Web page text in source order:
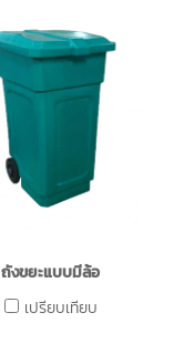
ถังขยะแบบมีล้อ
เปรียบเทียบ